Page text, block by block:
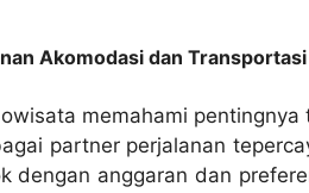
Akomodasi dan Transportasi
memahami
partner perjalanan
dengan anggaran dan